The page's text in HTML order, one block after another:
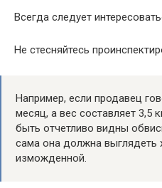
Всегда следует
Не стесняйтесь
Например, если продавец
месяц, а вес составляет 3,5
быть отчетливо видны
сама она должна выглядеть
изможденной.